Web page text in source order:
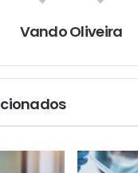
Vando Oliveira